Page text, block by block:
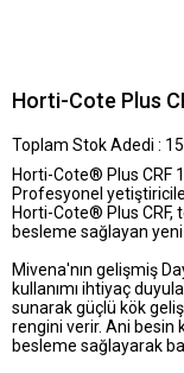
Horti-Cote Plus
Toplam Stok Adedi : 15
Horti-Cote® Plus CRF
Profesyonel
Horti-Cote® Plus
besleme sağlayan yeni
Mivena'nın gelişmiş
kullanımı ihtiyaç
sunarak güçlü kök
rengini verir. Ani besin
besleme sağlayarak